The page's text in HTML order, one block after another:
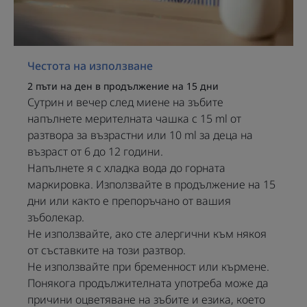
диглюконат имат
антибактериално действие и
броя на бактериите в устата.
Продължителната употреба
може да предизвика
странични ефекти. Затова
трябва да се придържате към
препоръките за употреба!
Eludril Classic с успокояващо и антибактериално
действие спомага за поддържане на добра орална
хигиена.
Честота на използване
2 пъти на ден в продължение на 15 дни
Сутрин и вечер след миене на зъбите
напълнете мерителната чашка с 15 ml от
разтвора за възрастни или 10 ml за деца на
възраст от 6 до 12 години.
Напълнете я с хладка вода до горната
маркировка. Използвайте в продължение на 15
дни или както е препоръчано от вашия
зъболекар.
Не използвайте, ако сте алергични към някоя
от съставките на този разтвор.
Не използвайте при бременност или кърмене.
Понякога продължителната употреба може да
причини оцветяване на зъбите и езика, което